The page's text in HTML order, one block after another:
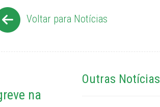
Voltar para Notícias
na
Outras Notícias